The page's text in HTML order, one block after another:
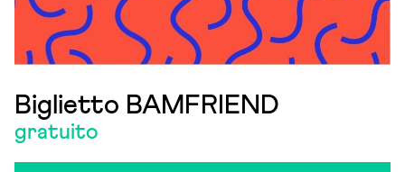
Biglietto BAMFRIEND
gratuito